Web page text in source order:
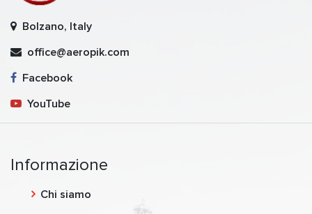
Bolzano, Italy
office@aeropik.com
Facebook
YouTube
Informazione
Chi siamo